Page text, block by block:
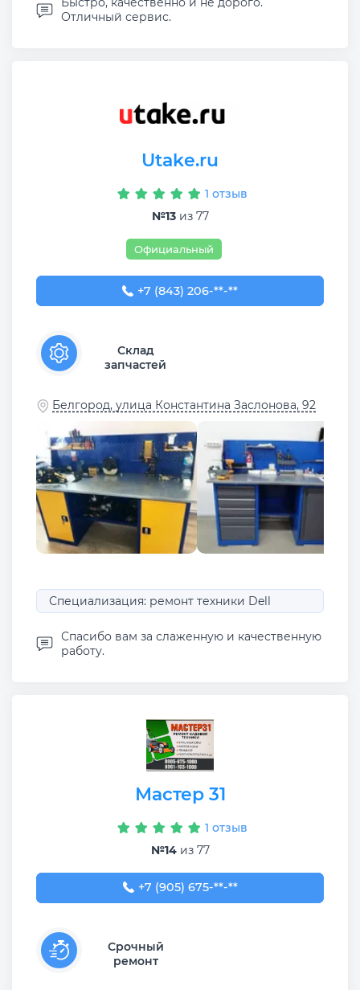
Отличный сервис.
Utake.ru
1 отзыв
№13из 77
Официальный
+7 (843) 206-03-65
+7 (843) 206-**-**
Склад
запчастей
Белгород, улица Константина Заслонова, 92
Специализация: ремонт техники Dell
Спасибо вам за слаженную и качественную
работу.
Мастер 31
1 отзыв
№14из 77
+7 (905) 675-10-00
+7 (905) 675-**-**
Срочный
ремонт